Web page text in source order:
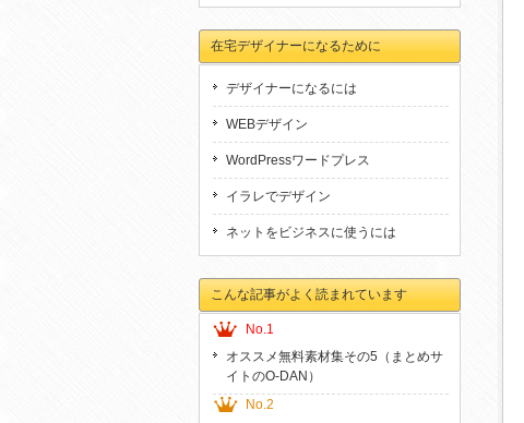
在宅デザイナーになるために
デザイナーになるには
WEBデザイン
WordPressワードプレス
イラレでデザイン
ネットをビジネスに使うには
こんな記事がよく読まれています
No.1
オススメ無料素材集その5（まとめサ
イトのO-DAN）
No.2